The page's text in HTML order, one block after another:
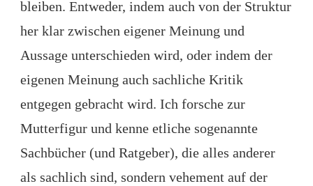
bleiben. Entweder, indem auch von der Struktur
her klar zwischen eigener Meinung und
Aussage unterschieden wird, oder indem der
eigenen Meinung auch sachliche Kritik
entgegen gebracht wird. Ich forsche zur
Mutterfigur und kenne etliche sogenannte
Sachbücher (und Ratgeber), die alles anderer
als sachlich sind, sondern vehement auf der